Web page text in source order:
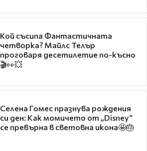
Кой съсипа Фантастичната
четворка? Майлс Телър
проговаря десетилетие по-късно
🎬👀💥
Селена Гомес празнува рождения
си ден: Как момичето от „Disney“
се превърна в световна икона🤩🎂